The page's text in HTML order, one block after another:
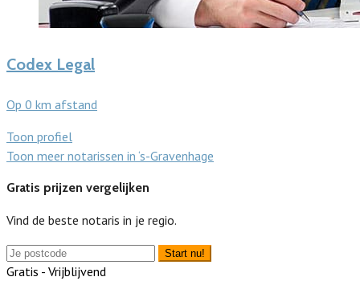
Codex Legal
Op 0 km afstand
Toon profiel
Toon meer notarissen in ‘s-Gravenhage
Gratis prijzen vergelijken
Vind de beste notaris in je regio.
Start nu!
Gratis - Vrijblijvend